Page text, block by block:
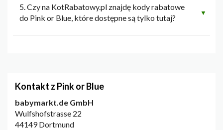
5. Czy na KotRabatowy.pl znajdę kody rabatowe
do Pink or Blue, które dostępne są tylko tutaj?
▼
Kontakt z Pink or Blue
babymarkt.de GmbH
Wulfshofstrasse 22
44149 Dortmund